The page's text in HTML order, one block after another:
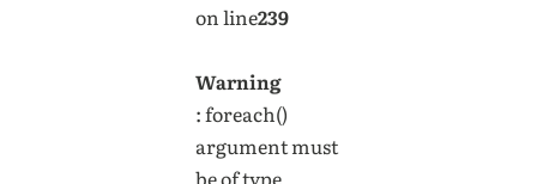
on line239
Warning
: foreach()
argument must
be of type